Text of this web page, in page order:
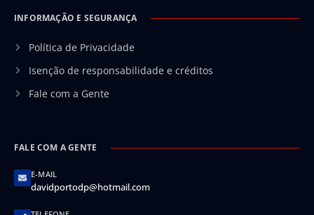
INFORMAÇÃO E SEGURANÇA
Política de Privacidade
Isenção de responsabilidade e créditos
Fale com a Gente
FALE COM A GENTE
E-MAIL
davidportodp@hotmail.com